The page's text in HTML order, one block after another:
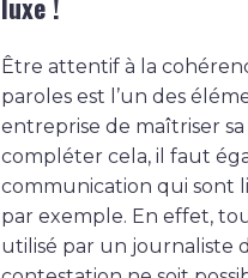
Être attentif à la
paroles est l’un des
entreprise de maîtriser
compléter cela, il faut
communication qui sont
par exemple. En effet,
utilisé par un journaliste